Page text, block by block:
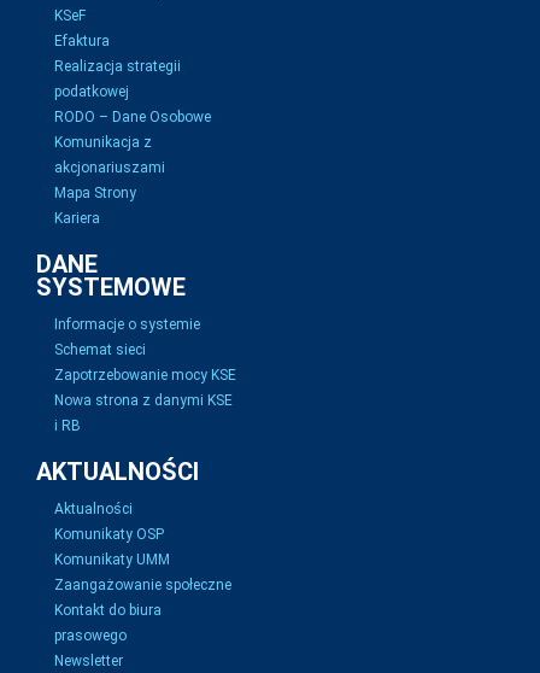
KSeF
Efaktura
Realizacja strategii
podatkowej
RODO – Dane Osobowe
Komunikacja z
akcjonariuszami
Mapa Strony
Kariera
DANE
SYSTEMOWE
Informacje o systemie
Schemat sieci
Zapotrzebowanie mocy KSE
Nowa strona z danymi KSE
i RB
AKTUALNOŚCI
Aktualności
Komunikaty OSP
Komunikaty UMM
Zaangażowanie społeczne
Kontakt do biura
prasowego
Newsletter